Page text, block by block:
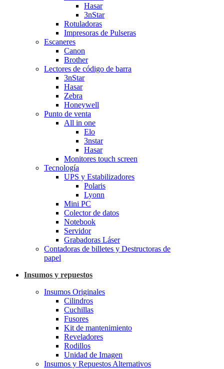
Hasar
3nStar
Rotuladoras
Impresoras de Pulseras
Escaneres
Canon
Brother
Lectores de código de barra
3nStar
Hasar
Zebra
Honeywell
Punto de venta
All in one
Elo
3nstar
Hasar
Monitores touch screen
Tecnología
UPS y Estabilizadores
Polaris
Lyonn
Mini PC
Colector de datos
Notebook
Servidor
Grabadoras Láser
Contadoras de billetes y Destructoras de
papel
Insumos y repuestos
Insumos Originales
Cilindros
Cuchillas
Fusores
Kit de mantenimiento
Reveladores
Rodillos
Unidad de Imagen
Insumos y Repuestos Alternativos